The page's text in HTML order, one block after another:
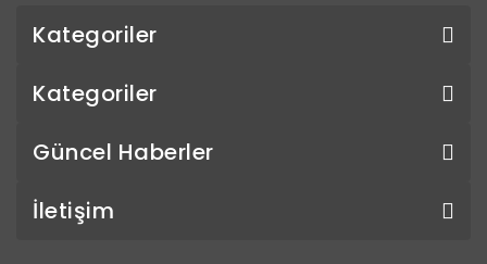
Kategoriler
Kategoriler
Güncel Haberler
İletişim